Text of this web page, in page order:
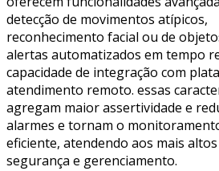
detecção de movimentos atípicos,
reconhecimento facial ou de
alertas automatizados em tempo
capacidade de integração com
atendimento remoto. essas
agregam maior assertividade e
alarmes e tornam o
eficiente, atendendo aos mais
segurança e gerenciamento.